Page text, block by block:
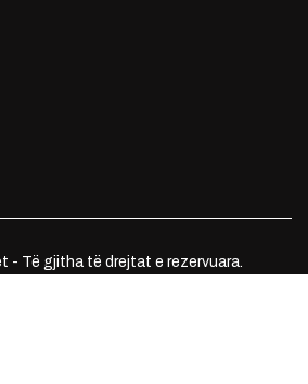
- Të gjitha të drejtat e rezervuara.